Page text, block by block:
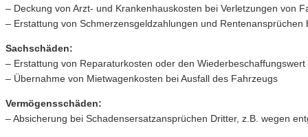
– Deckung von Arzt- und Krankenhauskosten bei Verletzungen von
– Erstattung von Schmerzensgeldzahlungen und
Sachschäden:
– Erstattung von Reparaturkosten oder den
– Übernahme von Mietwagenkosten bei Ausfall des Fahrzeugs
Vermögensschäden:
– Absicherung bei Schadensersatzansprüchen Dritter, z.B. wegen